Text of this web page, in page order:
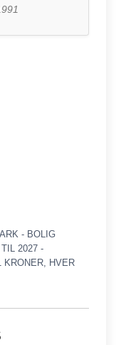
- BOLIG
2027 -
KRONER, HVER